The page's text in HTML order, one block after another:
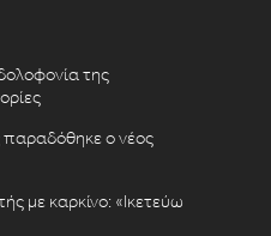
της
ο νέος
με καρκίνο: «Ικετεύω